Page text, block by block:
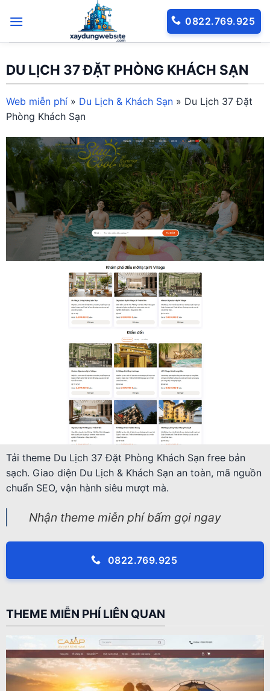
qua
0822.769.925
DU LỊCH 37 ĐẶT PHÒNG KHÁCH SẠN
Web miễn phí » Du Lịch & Khách Sạn » Du Lịch 37 Đặt
Phòng Khách Sạn
Tải theme Du Lịch 37 Đặt Phòng Khách Sạn free bản
sạch. Giao diện Du Lịch & Khách Sạn an toàn, mã nguồn
chuẩn SEO, vận hành siêu mượt mà.
Nhận theme miễn phí bấm gọi ngay
0822.769.925
THEME MIỄN PHÍ LIÊN QUAN